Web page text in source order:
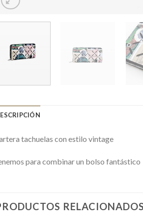
tachuelas con estilo vintage
para combinar un bolso fantástico